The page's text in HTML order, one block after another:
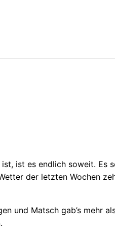
ist es endlich soweit.
der letzten Wochen
und Matsch gab’s mehr